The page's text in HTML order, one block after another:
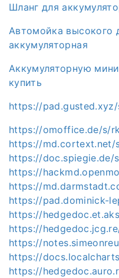
Шланг для
Автомойка высокого
аккумуляторная
Аккумуляторную
купить
https://pad.gusted.xyz/
https://omoffice.de/s/
https://md.cortext.net/
https://doc.spiegie.de/
https://
https://
https://pad.dominick-
https://
https://
https://
https://
https://